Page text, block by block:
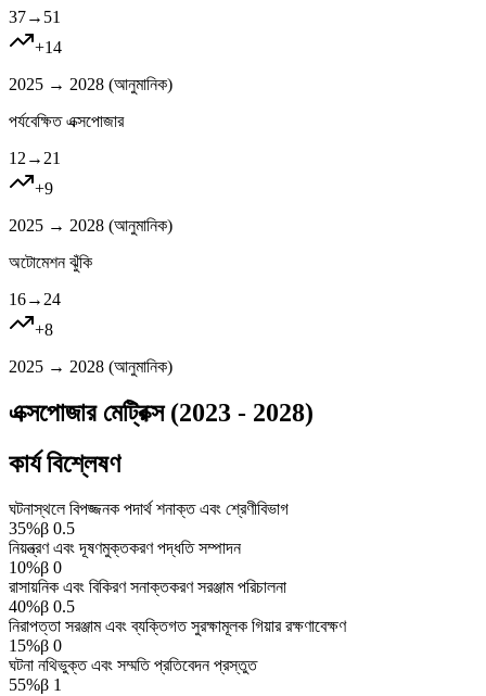
37→ 51
+14
2025 → 2028 (আনুমানিক)
পর্যবেক্ষিত এক্সপোজার
12 → 21
+9
2025 → 2028 (আনুমানিক)
অটোমেশন ঝুঁকি
16→ 24
+8
2025 → 2028 (আনুমানিক)
এক্সপোজার মেট্রিক্স (2023 - 2028)
কার্য বিশ্লেষণ
ঘটনাস্থলে বিপজ্জনক পদার্থ শনাক্ত এবং শ্রেণীবিভাগ
35%β 0.5
নিয়ন্ত্রণ এবং দূষণমুক্তকরণ পদ্ধতি সম্পাদন
10%β 0
রাসায়নিক এবং বিকিরণ সনাক্তকরণ সরঞ্জাম পরিচালনা
40%β 0.5
নিরাপত্তা সরঞ্জাম এবং ব্যক্তিগত সুরক্ষামূলক গিয়ার রক্ষণাবেক্ষণ
15%β 0
ঘটনা নথিভুক্ত এবং সম্মতি প্রতিবেদন প্রস্তুত
55%β 1